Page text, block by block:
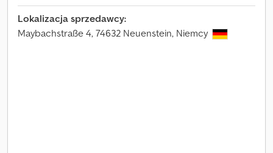
Lokalizacja sprzedawcy:
Maybachstraße 4, 74632 Neuenstein, Niemcy